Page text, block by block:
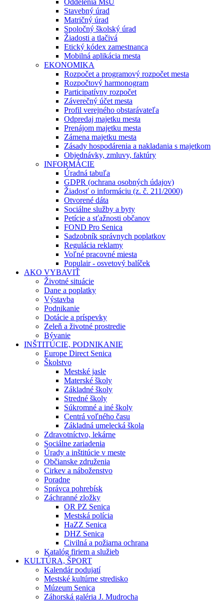
Oddelenia MsÚ
Stavebný úrad
Matričný úrad
Spoločný školský úrad
Žiadosti a tlačivá
Etický kódex zamestnanca
Mobilná aplikácia mesta
EKONOMIKA
Rozpočet a programový rozpočet mesta
Rozpočtový harmonogram
Participatívny rozpočet
Záverečný účet mesta
Profil verejného obstarávateľa
Odpredaj majetku mesta
Prenájom majetku mesta
Zámena majetku mesta
Zásady hospodárenia a nakladania s majetkom
Objednávky, zmluvy, faktúry
INFORMÁCIE
Úradná tabuľa
GDPR (ochrana osobných údajov)
Žiadosť o informáciu (z. č. 211/2000)
Otvorené dáta
Sociálne služby a byty
Petície a sťažnosti občanov
FOND Pro Senica
Sadzobník správnych poplatkov
Regulácia reklamy
Voľné pracovné miesta
Populair - osvetový balíček
AKO VYBAVIŤ
Životné situácie
Dane a poplatky
Výstavba
Podnikanie
Dotácie a príspevky
Zeleň a životné prostredie
Bývanie
INŠTITÚCIE, PODNIKANIE
Europe Direct Senica
Školstvo
Mestské jasle
Materské školy
Základné školy
Stredné školy
Súkromné a iné školy
Centrá voľného času
Základná umelecká škola
Zdravotníctvo, lekárne
Sociálne zariadenia
Úrady a inštitúcie v meste
Občianske združenia
Cirkev a náboženstvo
Poradne
Správca pohrebísk
Záchranné zložky
OR PZ Senica
Mestská polícia
HaZZ Senica
DHZ Senica
Civilná a požiarna ochrana
Katalóg firiem a služieb
KULTÚRA, ŠPORT
Kalendár podujatí
Mestské kultúrne stredisko
Múzeum Senica
Záhorská galéria J. Mudrocha